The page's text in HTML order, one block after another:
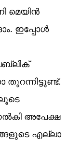
മെയിൻ
ഇപ്പോൾ
അപേക്ഷ
എല്ലാ